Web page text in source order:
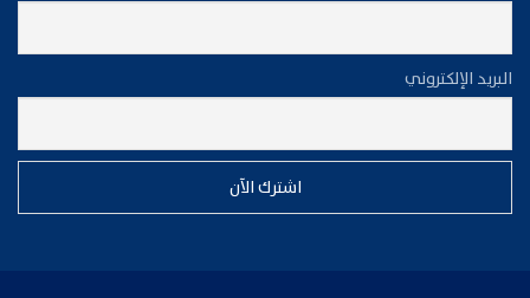
البريد الإلكتروني